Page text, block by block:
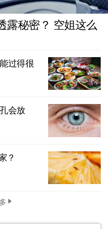
露秘密？ 空姐这么
过得很
会放
？